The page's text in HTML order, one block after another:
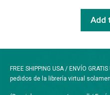
Add
FREE SHIPPING USA / ENVÍO
pedidos de la librería virtual